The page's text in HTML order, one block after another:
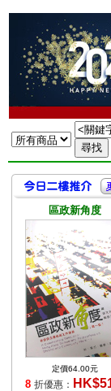
區政新角度
定價64.00元
8 折優惠：